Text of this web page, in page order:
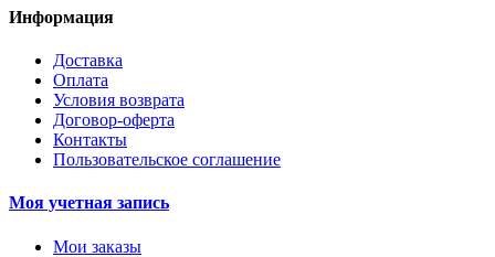
Информация
Доставка
Оплата
Условия возврата
Договор-оферта
Контакты
Пользовательское соглашение
Моя учетная запись
Мои заказы